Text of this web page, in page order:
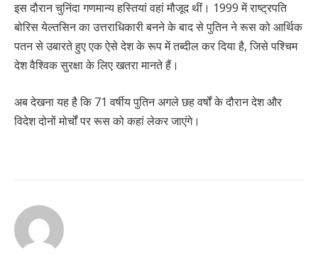
इस दौरान चुनिंदा गणमान्य हस्तियां वहां मौजूद थीं। 1999 में राष्ट्रपति
बोरिस येल्तसिन का उत्तराधिकारी बनने के बाद से पुतिन ने रूस को आर्थिक
पतन से उबारते हुए एक ऐसे देश के रूप में तब्दील कर दिया है, जिसे पश्चिम
देश वैश्विक सुरक्षा के लिए खतरा मानते हैं।
अब देखना यह है कि 71 वर्षीय पुतिन अगले छह वर्षों के दौरान देश और
विदेश दोनों मोर्चों पर रूस को कहां लेकर जाएंगे।